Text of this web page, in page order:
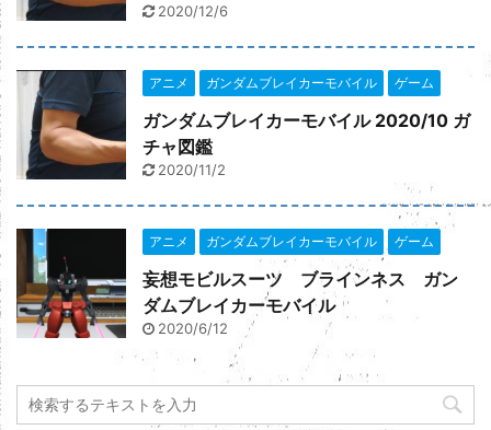
Yahooショッピングでclick
2020/12/6
アニメ ガンダムブレイカーモバイル ゲーム
ガンダムブレイカーモバイル 2020/10 ガ
チャ図鑑
2020/11/2
アニメ ガンダムブレイカーモバイル ゲーム
妄想モビルスーツ ブラインネス ガン
ダムブレイカーモバイル
2020/6/12